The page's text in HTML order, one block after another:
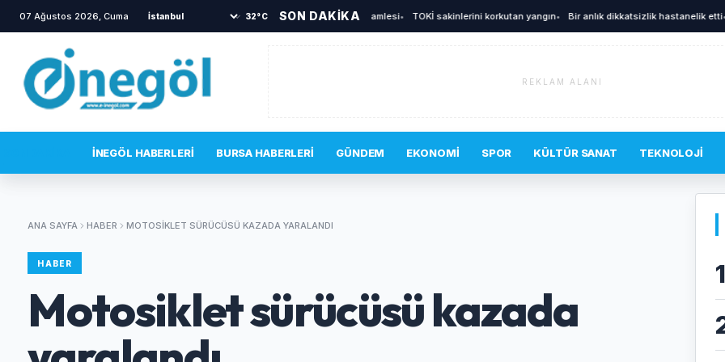
07 Ağustos 2026, Cuma 32°C SON DAKİKA
Büyükşehir'den İnegöl'e ulaşım hamlesi• TOKİ sakinlerini korkutan yangın• Bir anlık dikkatsizlik hastanelik etti•
REKLAM ALANI
İNEGÖL HABERLERI BURSA HABERLERI GÜNDEM EKONOMI SPOR KÜLTÜR SANAT TEKNOLOJI
ANA SAYFA HABER MOTOSIKLET SÜRÜCÜSÜ KAZADA YARALANDI
HABER
Motosiklet sürücüsü kazada
1